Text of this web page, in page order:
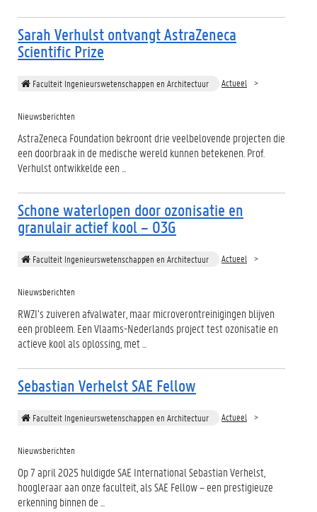
Sarah Verhulst ontvangt AstraZeneca
Scientific Prize
Faculteit Ingenieurswetenschappen en Architectuur Actueel
Nieuwsberichten
AstraZeneca Foundation bekroont drie veelbelovende projecten die
een doorbraak in de medische wereld kunnen betekenen. Prof.
Verhulst ontwikkelde een ...
Schone waterlopen door ozonisatie en
granulair actief kool – O3G
Faculteit Ingenieurswetenschappen en Architectuur Actueel
Nieuwsberichten
RWZI’s zuiveren afvalwater, maar microverontreinigingen blijven
een probleem. Een Vlaams-Nederlands project test ozonisatie en
actieve kool als oplossing, met ...
Sebastian Verhelst SAE Fellow
Faculteit Ingenieurswetenschappen en Architectuur Actueel
Nieuwsberichten
Op 7 april 2025 huldigde SAE International Sebastian Verhelst,
hoogleraar aan onze faculteit, als SAE Fellow – een prestigieuze
erkenning binnen de ...